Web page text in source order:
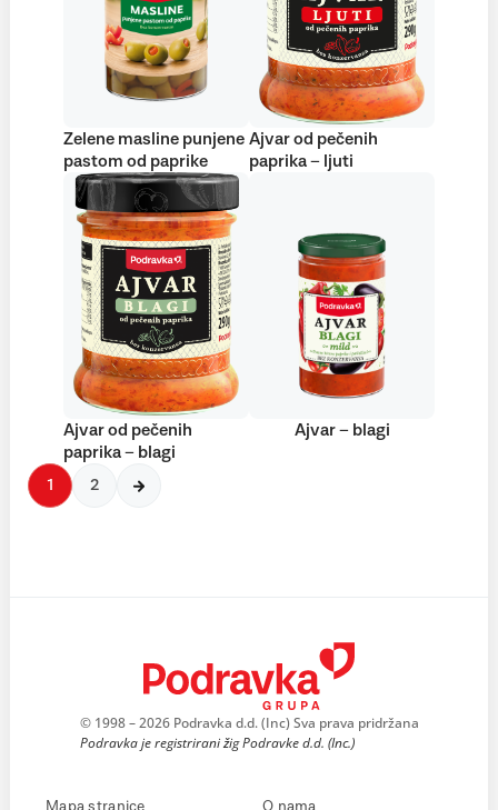
Zelene masline punjene
pastom od paprike
Ajvar od pečenih
paprika – ljuti
Ajvar od pečenih
paprika – blagi
Ajvar – blagi
1 2
© 1998 – 2026 Podravka d.d. (Inc) Sva prava pridržana
Podravka je registrirani žig Podravke d.d. (Inc.)
Mapa stranice O nama